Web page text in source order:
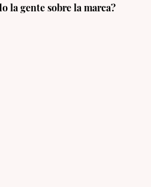
la gente sobre la marca?